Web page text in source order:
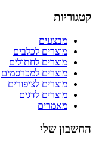
קטגוריות
מבצעים
מוצרים לכלבים
מוצרים לחתולים
מוצרים למכרסמים
מוצרים לציפורים
מוצרים לדגים
מאמרים
החשבון שלי